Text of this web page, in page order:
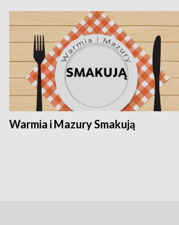
Warmia i Mazury Smakują